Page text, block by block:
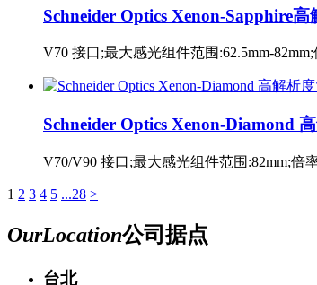
Schneider Optics Xenon-Sapphire
V70 接口;最大感光组件范围:62.5mm-
Schneider Optics Xenon-Diamond
V70/V90 接口;最大感光组件范围:82mm;倍
1 2 3 4 5 ...28 >
OurLocation公司据点
台北